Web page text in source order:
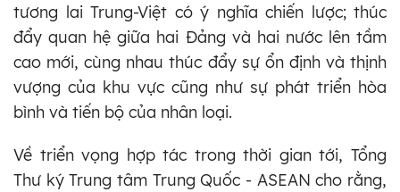
tương lai Trung-Việt có ý nghĩa chiến lược; thúc
đẩy quan hệ giữa hai Đảng và hai nước lên tầm
cao mới, cùng nhau thúc đẩy sự ổn định và thịnh
vượng của khu vực cũng như sự phát triển hòa
bình và tiến bộ của nhân loại.
Về triển vọng hợp tác trong thời gian tới, Tổng
Thư ký Trung tâm Trung Quốc - ASEAN cho rằng,